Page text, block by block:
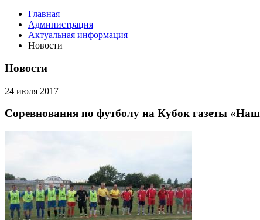
Главная
Администрация
Актуальная информация
Новости
Новости
24 июля 2017
Соревнования по футболу на Кубок газеты